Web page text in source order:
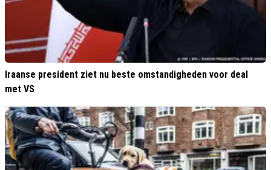
Iraanse president ziet nu beste omstandigheden voor deal
met VS